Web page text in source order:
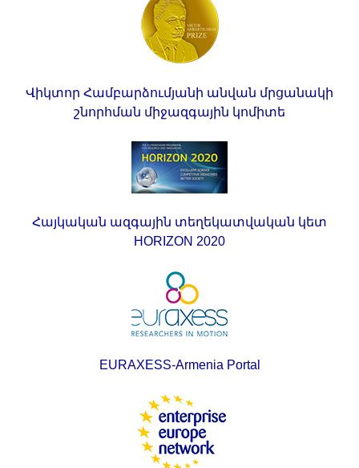
Վիկտոր Համբարձումյանի անվան մրցանակի
շնորհման միջազգային կոմիտե
Հայկական ազգային տեղեկատվական կետ
HORIZON 2020
EURAXESS-Armenia Portal